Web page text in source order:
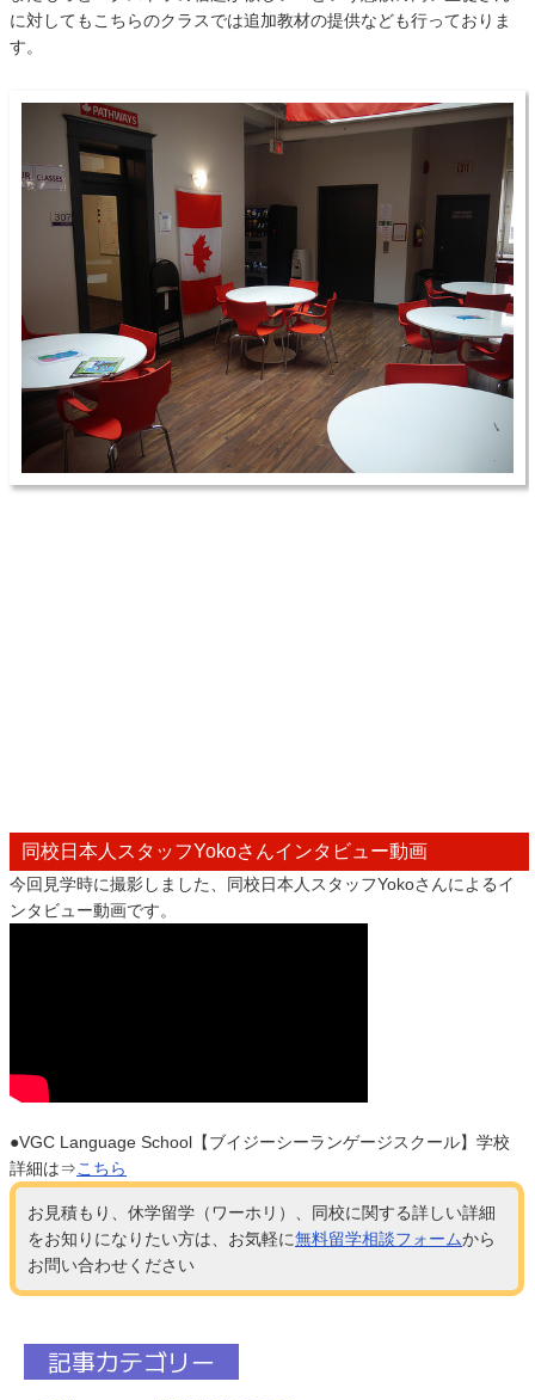
に対してもこちらのクラスでは追加教材の提供なども行っておりま
す。
同校日本人スタッフYokoさんインタビュー動画
今回見学時に撮影しました、同校日本人スタッフYokoさんによるイ
ンタビュー動画です。
●VGC Language School【ブイジーシーランゲージスクール】学校
詳細は⇒こちら
お見積もり、休学留学（ワーホリ）、同校に関する詳しい詳細
をお知りになりたい方は、お気軽に無料留学相談フォームから
お問い合わせください
記事カテゴリー